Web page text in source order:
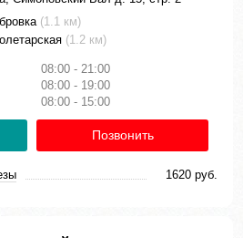
(1.1 км)
(1.2 км)
08:00 - 21:00
08:00 - 19:00
08:00 - 15:00
Позвонить
1620 руб.